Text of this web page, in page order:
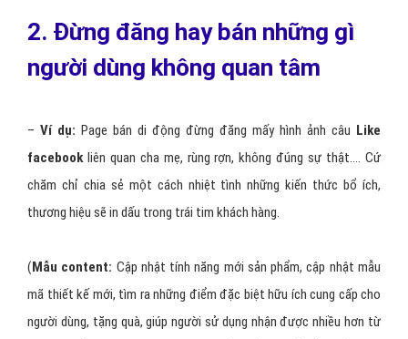
2. Đừng đăng hay bán những gì
ngư​ời dùng không quan tâm
– Ví dụ: Page bán di động đừng đăng mấy hình ảnh câu Like
facebookliên quan cha mẹ, rùng rợn, không đúng sự thật…. Cứ
chăm chỉ chia sẻ một cách nhiệt tình những kiến thức bổ ích,
thương hiệu sẽ in dấu trong trái tim khách hàng.
(Mẫu content: Cập nhật tính năng mới sản phẩm, cập nhật mẫu
mã thiết kế mới, tìm ra những điểm đặc biệt hữu ích cung cấp cho
người dùng, tặng quà, giúp người sử dụng nhận được nhiều hơn từ